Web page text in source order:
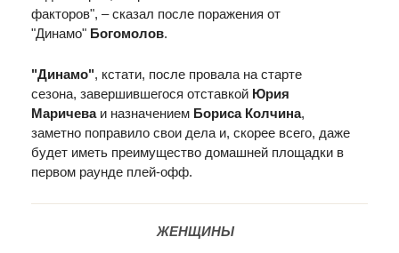
факторов", – сказал после поражения от
"Динамо" Богомолов.
"Динамо", кстати, после провала на старте
сезона, завершившегося отставкой Юрия
Маричеваи назначением Бориса Колчина,
заметно поправило свои дела и, скорее всего, даже
будет иметь преимущество домашней площадки в
первом раунде плей-офф.
ЖЕНЩИНЫ